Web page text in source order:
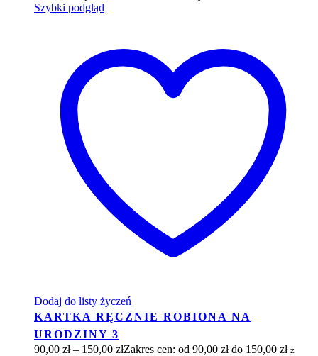
Szybki podgląd
Dodaj do listy życzeń
KARTKA RĘCZNIE ROBIONA NA
URODZINY 3
90,00 zł – 150,00 złZakres cen: od 90,00 zł do 150,00 zł z